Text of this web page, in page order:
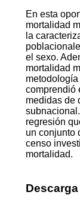
En esta
mortalidad
la
el sexo.
mortalidad
comprendió
medidas de
regresión
un conjunto
censo
mortalidad.
Descarga